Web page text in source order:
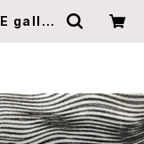
galler